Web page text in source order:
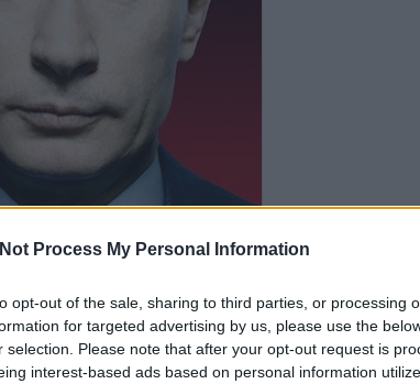
Process My Personal Information
opt-out of the sale, sharing to third parties, or processing
for targeted advertising by us, please use the
selection. Please note that after your opt-out request is
interest-based ads based on personal information